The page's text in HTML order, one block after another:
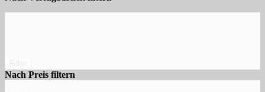
Nach Preis filtern